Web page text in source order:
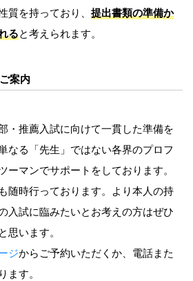
質を持っており、 提出書類の準備か
ると考えられます。
案内
・推薦入試に向けて一貫した準備を
なる「先生」ではない各界のプロフ
ーマンでサポートをしております。
随時行っております。より本人の持
入試に臨みたいとお考えの方はぜひ
思います。
ジからご予約いただくか、電話また
ます。